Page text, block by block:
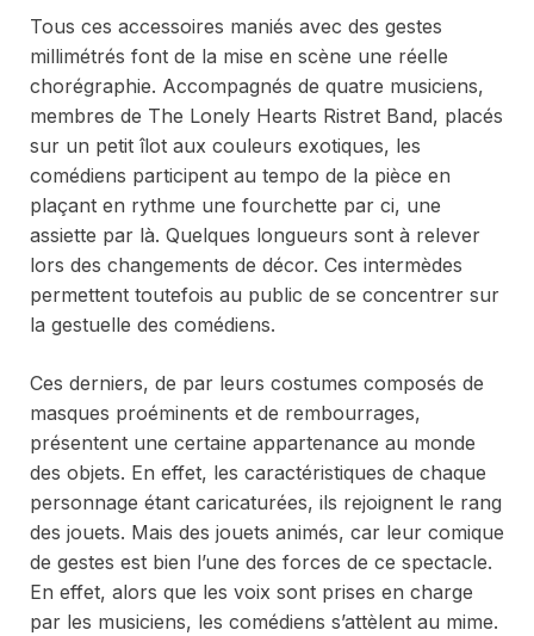
Tous ces accessoires maniés avec des gestes
millimétrés font de la mise en scène une réelle
chorégraphie. Accompagnés de quatre musiciens,
membres de The Lonely Hearts Ristret Band, placés
sur un petit îlot aux couleurs exotiques, les
comédiens participent au tempo de la pièce en
plaçant en rythme une fourchette par ci, une
assiette par là. Quelques longueurs sont à relever
lors des changements de décor. Ces intermèdes
permettent toutefois au public de se concentrer sur
la gestuelle des comédiens.
Ces derniers, de par leurs costumes composés de
masques proéminents et de rembourrages,
présentent une certaine appartenance au monde
des objets. En effet, les caractéristiques de chaque
personnage étant caricaturées, ils rejoignent le rang
des jouets. Mais des jouets animés, car leur comique
de gestes est bien l’une des forces de ce spectacle.
En effet, alors que les voix sont prises en charge
par les musiciens, les comédiens s’attèlent au mime.